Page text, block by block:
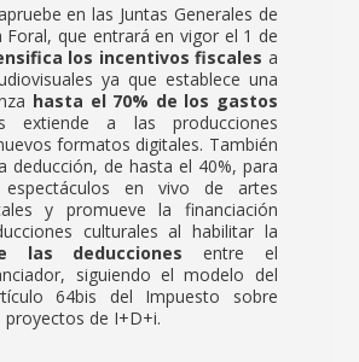
en las Juntas Generales de
Foral, que entrará en vigor el 1 de
los incentivos fiscales a
ya que establece una
hasta el 70% de los gastos
a las producciones
formatos digitales. También
deducción, de hasta el 40%, para
en vivo de artes
y promueve la financiación
culturales al habilitar la
las deducciones entre el
siguiendo el modelo del
64bis del Impuesto sobre
proyectos de I+D+i.